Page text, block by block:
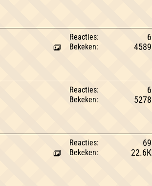
Reacties: 6
Bekeken: 4589
Reacties: 6
Bekeken: 5278
Reacties: 69
Bekeken: 22.6K